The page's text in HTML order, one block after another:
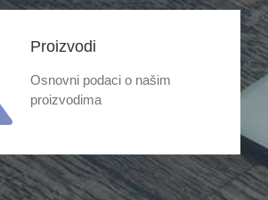
Proizvodi
Osnovni podaci o našim
proizvodima